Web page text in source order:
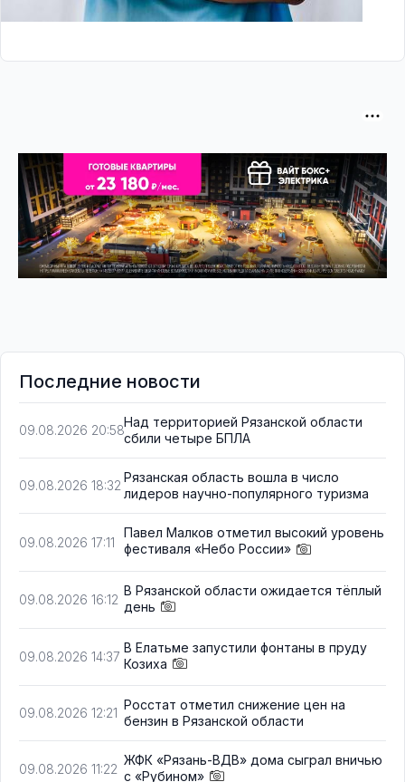
Последние новости
09.08.2026 20:58
Над территорией Рязанской области
сбили четыре БПЛА
09.08.2026 18:32
Рязанская область вошла в число
лидеров научно-популярного туризма
09.08.2026 17:11
Павел Малков отметил высокий уровень
фестиваля «Небо России»
09.08.2026 16:12
В Рязанской области ожидается тёплый
день
09.08.2026 14:37
В Елатьме запустили фонтаны в пруду
Козиха
09.08.2026 12:21
Росстат отметил снижение цен на
бензин в Рязанской области
09.08.2026 11:22
ЖФК «Рязань-ВДВ» дома сыграл вничью
с «Рубином»